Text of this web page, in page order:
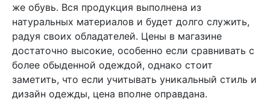
же обувь. Вся продукция выполнена из
натуральных материалов и будет долго служить,
радуя своих обладателей. Цены в магазине
достаточно высокие, особенно если сравнивать с
более обыденной одеждой, однако стоит
заметить, что если учитывать уникальный стиль и
дизайн одежды, цена вполне оправдана.